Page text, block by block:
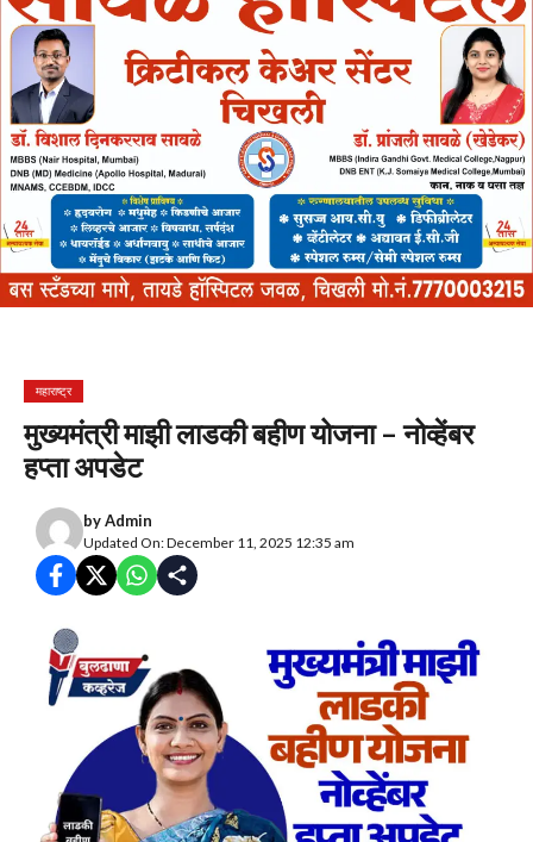
महाराष्ट्र
मुख्यमंत्री माझी लाडकी बहीण योजना – नोव्हेंबर
हप्ता अपडेट
byAdmin
Updated On: December 11, 2025 12:35 am